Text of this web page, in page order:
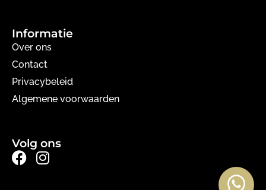
Informatie
Over ons
Contact
Privacybeleid
Algemene voorwaarden
Volg ons